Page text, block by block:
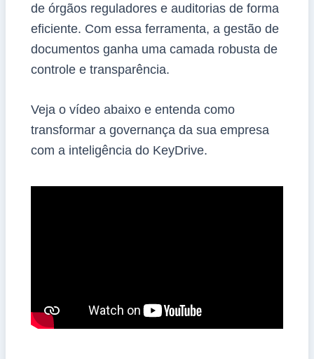
de órgãos reguladores e auditorias de forma
eficiente. Com essa ferramenta, a gestão de
documentos ganha uma camada robusta de
controle e transparência.
Veja o vídeo abaixo e entenda como
transformar a governança da sua empresa
com a inteligência do KeyDrive.